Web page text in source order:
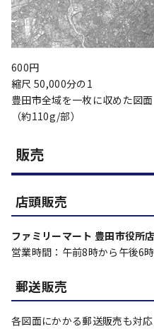
600円
縮尺 50,000分の1
豊田市全域を一枚に収めた図面
（約110g/部）
販売
店頭販売
ファミリーマート 豊田市役所
営業時間：午前8時から午後6
郵送販売
各図面にかかる郵送販売も対